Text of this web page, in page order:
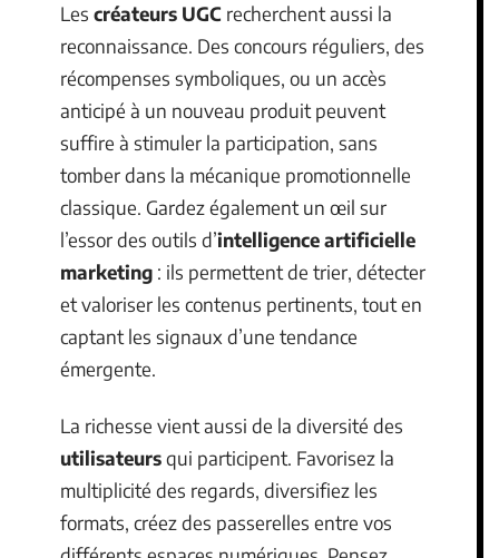
Les créateurs UGC recherchent aussi la
reconnaissance. Des concours réguliers, des
récompenses symboliques, ou un accès
anticipé à un nouveau produit peuvent
suffire à stimuler la participation, sans
tomber dans la mécanique promotionnelle
classique. Gardez également un œil sur
l’essor des outils d’intelligence artificielle
marketing : ils permettent de trier, détecter
et valoriser les contenus pertinents, tout en
captant les signaux d’une tendance
émergente.
La richesse vient aussi de la diversité des
utilisateursqui participent. Favorisez la
multiplicité des regards, diversifiez les
formats, créez des passerelles entre vos